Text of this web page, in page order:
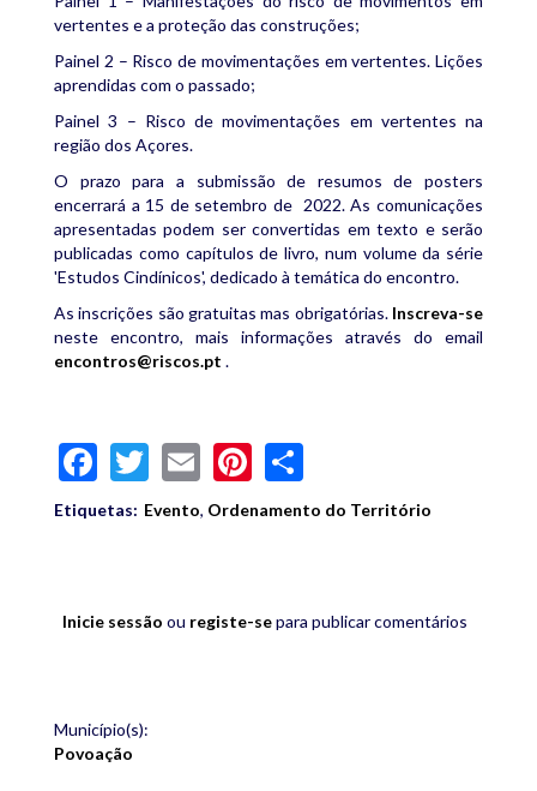
vertentes e a proteção das construções;
Painel 2 – Risco de movimentações em vertentes. Lições
aprendidas com o passado;
Painel 3 – Risco de movimentações em vertentes na
região dos Açores.
O prazo para a submissão de resumos de posters
encerrará a 15 de setembro de 2022. As comunicações
apresentadas podem ser convertidas em texto e serão
publicadas como capítulos de livro, num volume da série
'Estudos Cindínicos', dedicado à temática do encontro.
As inscrições são gratuitas mas obrigatórias. Inscreva-se
neste encontro, mais informações através do email
encontros@riscos.pt .
Facebook
Twitter
EmailPinterest
Etiquetas: Evento, Ordenamento do Território
Inicie sessão ou registe-separa publicar comentários
Município(s):
Povoação